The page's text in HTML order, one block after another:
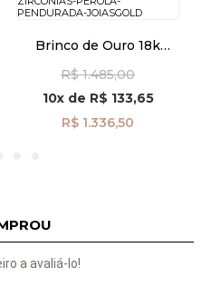
Brinco de Ouro 18k
Zircônias e Pérola
Pendurada br29519
R$ 1.485,00
10xde R$ 133,65
R$ 1.336,50
a avaliá-lo!